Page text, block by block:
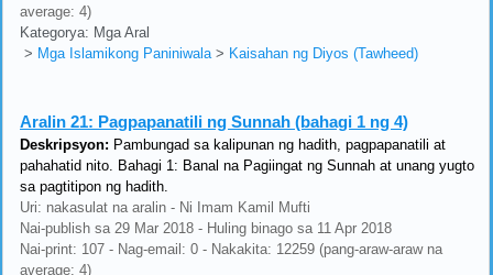
average: 4)
Kategorya: Mga Aral
> Mga Islamikong Paniniwala> Kaisahan ng Diyos (Tawheed)
Aralin 21: Pagpapanatili ng Sunnah (bahagi 1 ng 4)
Deskripsyon: Pambungad sa kalipunan ng hadith, pagpapanatili at
pahahatid nito. Bahagi 1: Banal na Pagiingat ng Sunnah at unang yugto
sa pagtitipon ng hadith.
Uri: nakasulat na aralin - Ni Imam Kamil Mufti
Nai-publish sa 29 Mar 2018 - Huling binago sa 11 Apr 2018
Nai-print: 107 - Nag-email: 0 - Nakakita: 12259 (pang-araw-araw na
average: 4)